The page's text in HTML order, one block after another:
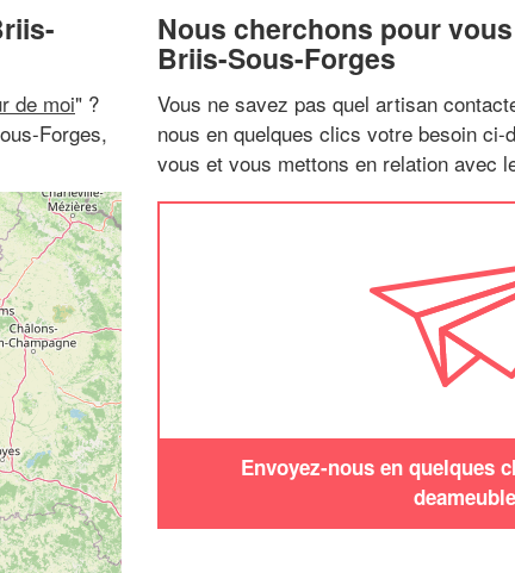
de moi" ?
Forges,
Nous cherchons pour
Briis-Sous-Forges
Vous ne savez pas quel artisan
nous en quelques clics votre besoin
vous et vous mettons en relation avec
Envoyez-nous en quelques